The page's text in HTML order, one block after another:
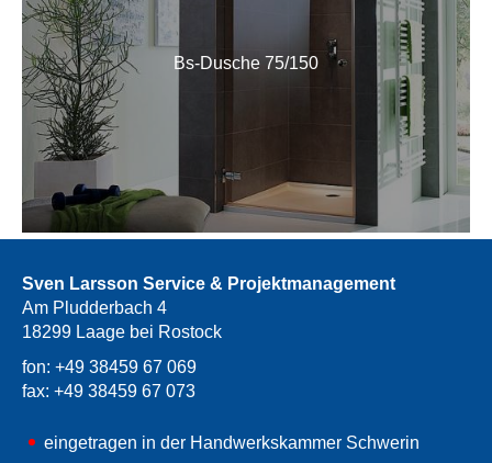
Bs-Dusche 75/150
Sven Larsson Service & Projektmanagement
Am Pludderbach 4
18299 Laage bei Rostock
fon: +49 38459 67 069
fax: +49 38459 67 073
eingetragen in der Handwerkskammer Schwerin